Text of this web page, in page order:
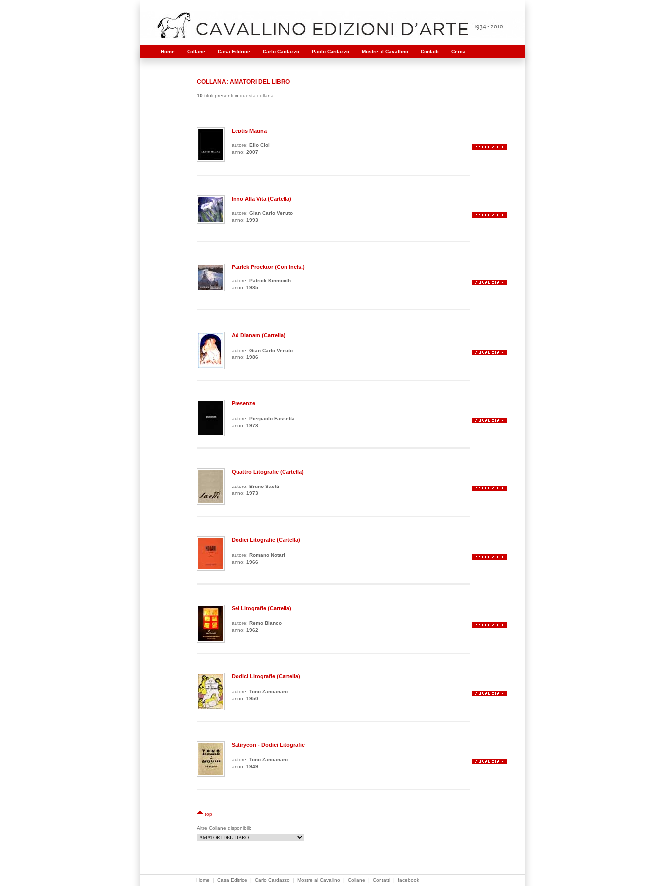
Home Collane Casa Editrice Carlo Cardazzo Paolo Cardazzo Mostre al Cavallino Contatti Cerca
COLLANA: AMATORI DEL LIBRO
10 titoli presenti in questa collana:
Leptis Magna
autore: Elio Ciol
anno: 2007
Inno Alla Vita (Cartella)
autore: Gian Carlo Venuto
anno: 1993
Patrick Procktor (con Incis.)
autore: Patrick Kinmonth
anno: 1985
Ad Dianam (Cartella)
autore: Gian Carlo Venuto
anno: 1986
Presenze
autore: Pierpaolo Fassetta
anno: 1978
Quattro Litografie (Cartella)
autore: Bruno Saetti
anno: 1973
Dodici Litografie (Cartella)
autore: Romano Notari
anno: 1966
Sei Litografie (Cartella)
autore: Remo Bianco
anno: 1962
Dodici Litografie (Cartella)
autore: Tono Zancanaro
anno: 1950
Satirycon - Dodici Litografie
autore: Tono Zancanaro
anno: 1949
top
Altre Collane disponibili:
Home | Casa Editrice | Carlo Cardazzo | Mostre al Cavallino | Collane | Contatti | facebook